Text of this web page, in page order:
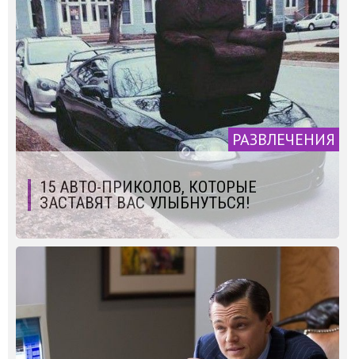
РАЗВЛЕЧЕНИЯ
15 АВТО-ПРИКОЛОВ, КОТОРЫЕ
ЗАСТАВЯТ ВАС УЛЫБНУТЬСЯ!